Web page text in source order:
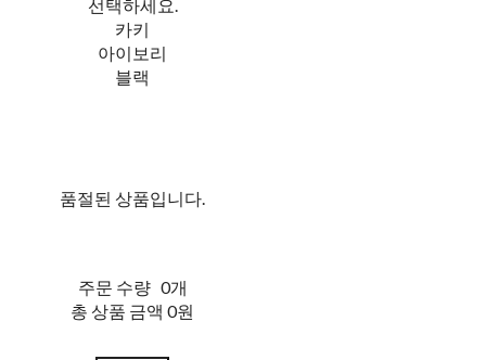
선택하세요.
카키
아이보리
블랙
품절된 상품입니다.
주문 수량 0개
총 상품 금액 0원